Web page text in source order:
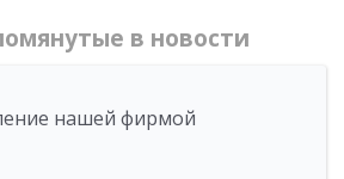
в новости
нашей фирмой